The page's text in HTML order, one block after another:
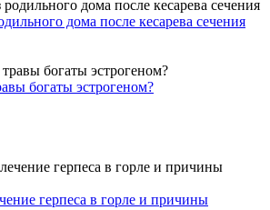
дома после кесарева сечения
богаты эстрогеном?
герпеса в горле и причины